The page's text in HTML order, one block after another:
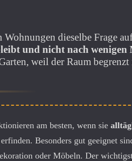
dieselbe Frage
und nicht nach
weil der Raum
am besten, wenn sie
Besonders gut geeignet
oder Möbeln. Der